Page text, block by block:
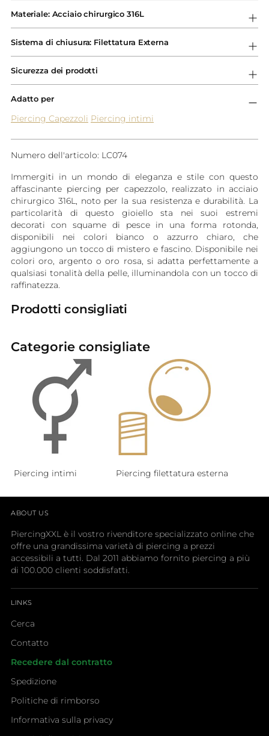
prodotto
al
carrello...
Materiale: Acciaio chirurgico 316L
Sistema di chiusura: Filettatura Externa
Sicurezza dei prodotti
Adatto per
Piercing Capezzoli Piercing intimi
Numero dell'articolo: LC074
Immergiti in un mondo di eleganza e stile con questo
affascinante piercing per capezzolo, realizzato in acciaio
chirurgico 316L, noto per la sua resistenza e durabilità. La
particolarità di questo gioiello sta nei suoi estremi
decorati con squame di pesce in una forma rotonda,
disponibili nei colori bianco o azzurro chiaro, che
aggiungono un tocco di mistero e fascino. Disponibile nei
colori oro, argento o oro rosa, si adatta perfettamente a
qualsiasi tonalità della pelle, illuminandola con un tocco di
raffinatezza.
Prodotti consigliati
Categorie consigliate
Piercing intimi Piercing filettatura esterna
ABOUT US
PiercingXXL è il vostro rivenditore specializzato online che
offre una grandissima varietà di piercing a prezzi
accessibili a tutti. Dal 2011 abbiamo fornito piercing a più
di 100.000 clienti soddisfatti.
LINKS
Cerca
Contatto
Recedere dal contratto
Spedizione
Politiche di rimborso
Informativa sulla privacy